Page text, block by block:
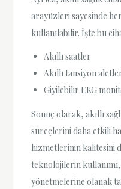
arayüzleri sayesinde
kullanılabilir. İşte bu
Akıllı saatler
Akıllı tansiyon
Giyilebilir EKG
Sonuç olarak, akıllı
süreçlerini daha etkili
hizmetlerinin kalitesini
teknolojilerin
yönetmelerine olanak